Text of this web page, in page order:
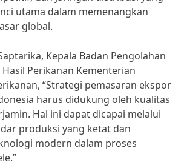
utama dalam memenangkan
global.
Kepala Badan Pengolahan
Perikanan Kementerian
“Strategi pemasaran ekspor
harus didukung oleh kualitas
Hal ini dapat dicapai melalui
produksi yang ketat dan
modern dalam proses